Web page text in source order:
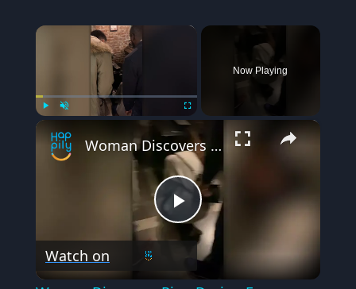
×
Fullscreen
Now Playing
×
Play
Video
Woman Discovers Ring During Escape Room As Boyfriend Proposes | Happily TV
Watch on